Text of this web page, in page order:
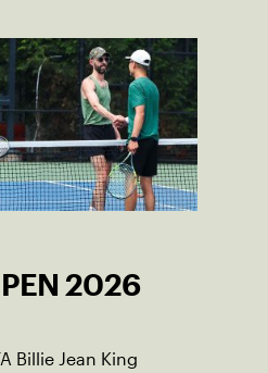
2026
Billie Jean King